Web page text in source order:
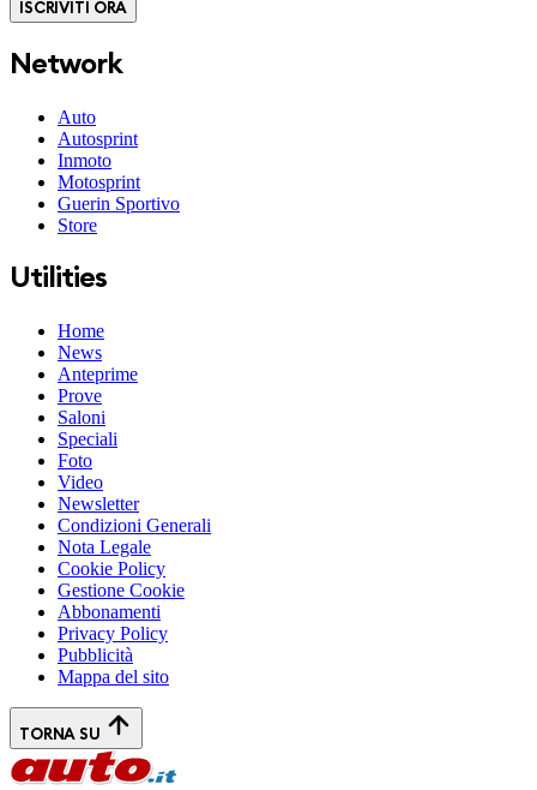
ISCRIVITI ORA
Network
Auto
Autosprint
Inmoto
Motosprint
Guerin Sportivo
Store
Utilities
Home
News
Anteprime
Prove
Saloni
Speciali
Foto
Video
Newsletter
Condizioni Generali
Nota Legale
Cookie Policy
Gestione Cookie
Abbonamenti
Privacy Policy
Pubblicità
Mappa del sito
TORNA SU